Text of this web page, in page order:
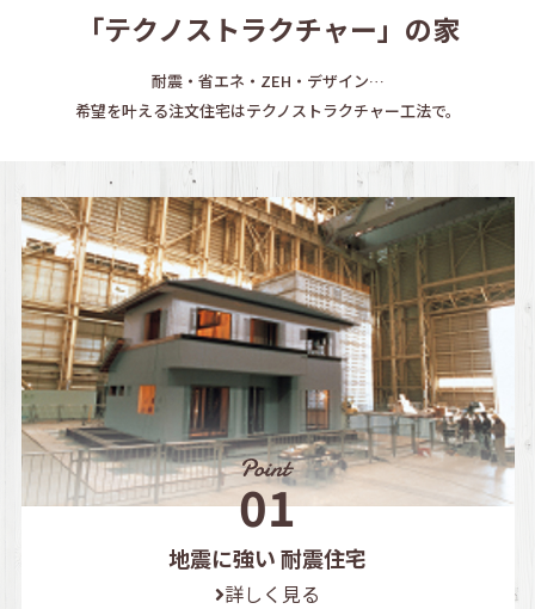
「テクノストラクチャー」の家
耐震・省エネ・ZEH・デザイン…
希望を叶える注文住宅はテクノストラクチャー工法で。
地震に強い 耐震住宅
詳しく見る